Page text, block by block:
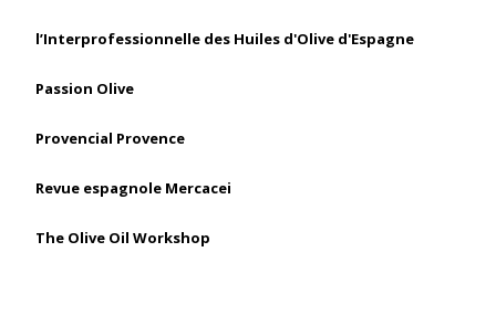
l’Interprofessionnelle des Huiles d'Olive d'Espagne
Passion Olive
Provencial Provence
Revue espagnole Mercacei
The Olive Oil Workshop